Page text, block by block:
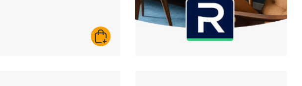
AJOUTER AU PANIER